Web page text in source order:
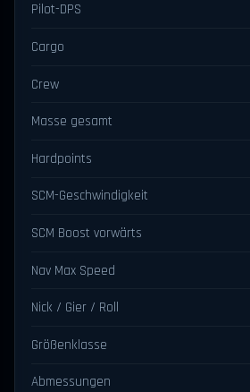
Pilot-DPS
Cargo
Crew
Masse gesamt
Hardpoints
SCM-Geschwindigkeit
SCM Boost vorwärts
Nav Max Speed
Nick / Gier / Roll
Größenklasse
Abmessungen